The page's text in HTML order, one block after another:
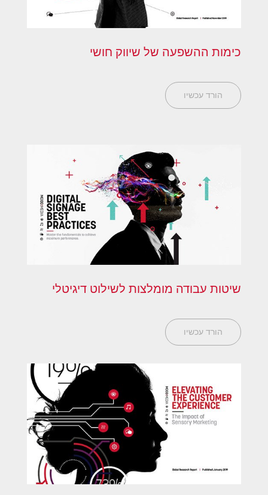
כימות ההשפעה של שיווק חושי
הורד עכשיו
שיטות עבודה מומלצות לשילוט דיגיטלי
הורד עכשיו